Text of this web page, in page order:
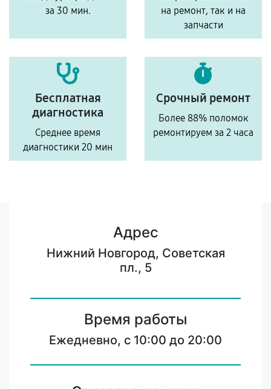
за 30 мин.
на ремонт, так и на
запчасти
Бесплатная
диагностика
Среднее время
диагностики 20 мин
Срочный ремонт
Более 88% поломок
ремонтируем за 2 часа
Адрес
Нижний Новгород, Советская
пл., 5
Время работы
Ежедневно, с 10:00 до 20:00